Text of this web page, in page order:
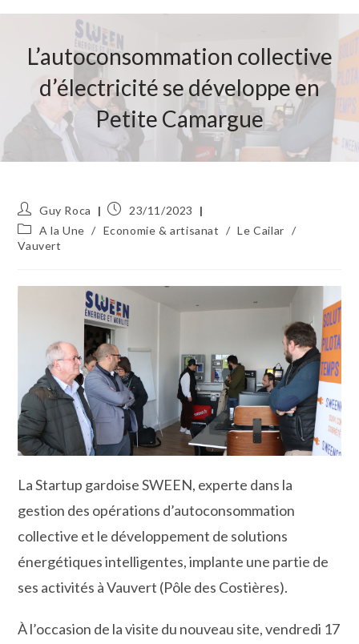
L’autoconsommation collective
d’électricité se développe en
Petite Camargue
Auteur/autrice
de
la
publication :
Guy Roca
Publication
publiée :
23/11/2023
Post
category:
A la Une / Economie & artisanat / Le Cailar /
Vauvert
La Startup gardoise SWEEN, experte dans la
gestion des opérations d’autoconsommation
collective et le développement de solutions
énergétiques intelligentes, implante une partie de
ses activités à Vauvert (Pôle des Costières).
À l’occasion de la visite du nouveau site, vendredi 17